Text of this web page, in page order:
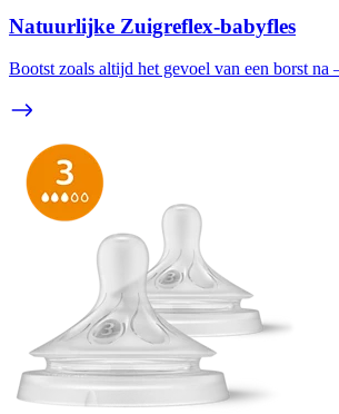
Natuurlijke Zuigreflex-babyfles
Bootst zoals altijd het gevoel van een borst na